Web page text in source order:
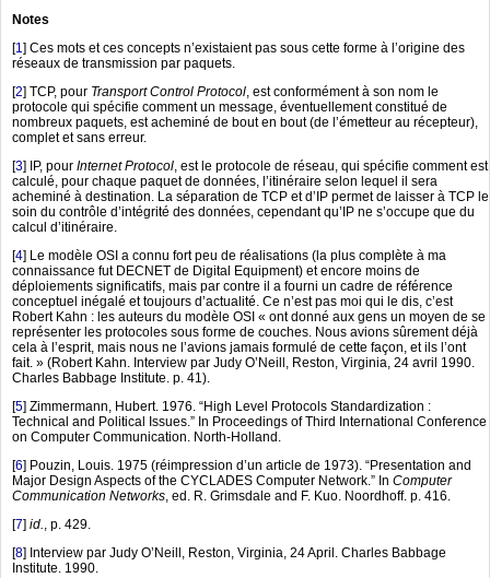
Notes
[1] Ces mots et ces concepts n’existaient pas sous cette forme à l’origine des
réseaux de transmission par paquets.
[2] TCP, pour Transport Control Protocol, est conformément à son nom le
protocole qui spécifie comment un message, éventuellement constitué de
nombreux paquets, est acheminé de bout en bout (de l’émetteur au récepteur),
complet et sans erreur.
[3] IP, pour Internet Protocol, est le protocole de réseau, qui spécifie comment est
calculé, pour chaque paquet de données, l’itinéraire selon lequel il sera
acheminé à destination. La séparation de TCP et d’IP permet de laisser à TCP le
soin du contrôle d’intégrité des données, cependant qu’IP ne s’occupe que du
calcul d’itinéraire.
[4] Le modèle OSI a connu fort peu de réalisations (la plus complète à ma
connaissance fut DECNET de Digital Equipment) et encore moins de
déploiements significatifs, mais par contre il a fourni un cadre de référence
conceptuel inégalé et toujours d’actualité. Ce n’est pas moi qui le dis, c’est
Robert Kahn : les auteurs du modèle OSI « ont donné aux gens un moyen de se
représenter les protocoles sous forme de couches. Nous avions sûrement déjà
cela à l’esprit, mais nous ne l’avions jamais formulé de cette façon, et ils l’ont
fait. » (Robert Kahn. Interview par Judy O’Neill, Reston, Virginia, 24 avril 1990.
Charles Babbage Institute. p. 41).
[5] Zimmermann, Hubert. 1976. “High Level Protocols Standardization :
Technical and Political Issues.” In Proceedings of Third International Conference
on Computer Communication. North-Holland.
[6] Pouzin, Louis. 1975 (réimpression d’un article de 1973). “Presentation and
Major Design Aspects of the CYCLADES Computer Network.” In Computer
Communication Networks, ed. R. Grimsdale and F. Kuo. Noordhoff. p. 416.
[7] id., p. 429.
[8] Interview par Judy O’Neill, Reston, Virginia, 24 April. Charles Babbage
Institute. 1990.